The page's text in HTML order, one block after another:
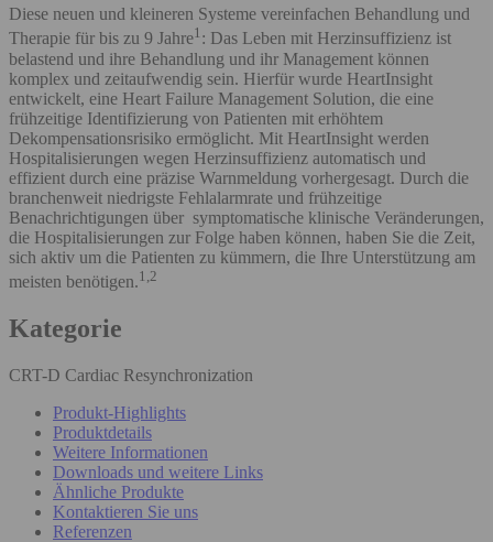
Diese neuen und kleineren Systeme vereinfachen Behandlung und
Therapie für bis zu 9 Jahre1 : Das Leben mit Herzinsuffizienz ist
belastend und ihre Behandlung und ihr Management können
komplex und zeitaufwendig sein. Hierfür wurde HeartInsight
entwickelt, eine Heart Failure Management Solution, die eine
frühzeitige Identifizierung von Patienten mit erhöhtem
Dekompensationsrisiko ermöglicht. Mit HeartInsight werden
Hospitalisierungen wegen Herzinsuffizienz automatisch und
effizient durch eine präzise Warnmeldung vorhergesagt. Durch die
branchenweit niedrigste Fehlalarmrate und frühzeitige
Benachrichtigungen über symptomatische klinische Veränderungen,
die Hospitalisierungen zur Folge haben können, haben Sie die Zeit,
sich aktiv um die Patienten zu kümmern, die Ihre Unterstützung am
meisten benötigen.1,2
Kategorie
CRT-D Cardiac Resynchronization
Produkt-Highlights
Produktdetails
Weitere Informationen
Downloads und weitere Links
Ähnliche Produkte
Kontaktieren Sie uns
Referenzen